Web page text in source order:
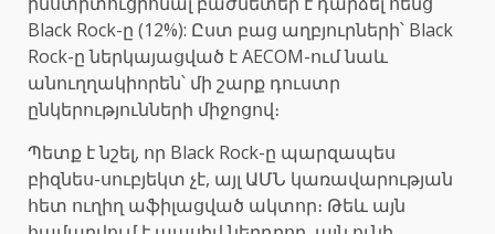
Black Rock-ը (12%): Ըստ բաց աղբյուրների՝ Black
Rock-ը ներկայացված է AECOM-ում նաև
անուղղակիորեն՝ մի շարք դուստր
ընկերությունների միջոցով։
Պետք է նշել, որ Black Rock-ը պարզապես
բիզնես-սուբյեկտ չէ, այլ ԱՄՆ կառավարության
հետ ուղիղ աֆիլացված ակտոր։ Թեև այն